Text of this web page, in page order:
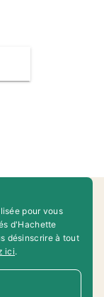
pour vous
d'Hachette
désinscrire à tout
ici.